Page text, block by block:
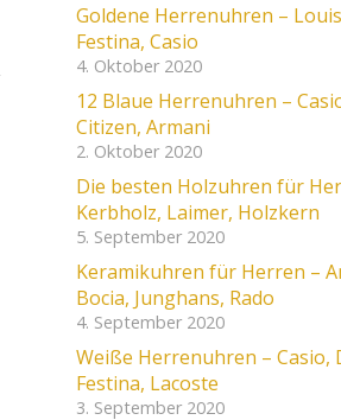
Goldene Herrenuhren –
Festina, Casio
4. Oktober 2020
12 Blaue Herrenuhren –
Citizen, Armani
2. Oktober 2020
Die besten Holzuhren für
Kerbholz, Laimer, Holzkern
5. September 2020
Keramikuhren für Herren –
Bocia, Junghans, Rado
4. September 2020
Weiße Herrenuhren – Casio,
Festina, Lacoste
3. September 2020